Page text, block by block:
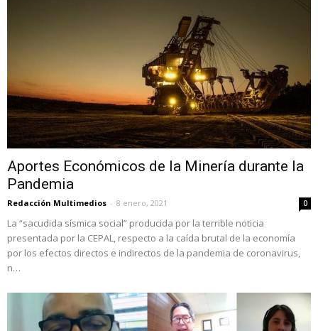
Aportes Económicos de la Minería durante la
Pandemia
Redacción Multimedios - 8 enero, 2021 0
La “sacudida sísmica social” producida por la terrible noticia
presentada por la CEPAL, respecto a la caída brutal de la economía
por los efectos directos e indirectos de la pandemia de coronavirus,
n…